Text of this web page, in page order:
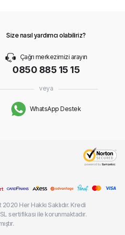
Size nasıl yardımcı olabiliriz?
Çağrı merkezimizi arayın
0850 885 15 15
veya
WhatsApp Destek
Her Hakkı Saklıdır. Kredi
sertifikası ile korunmaktadır.